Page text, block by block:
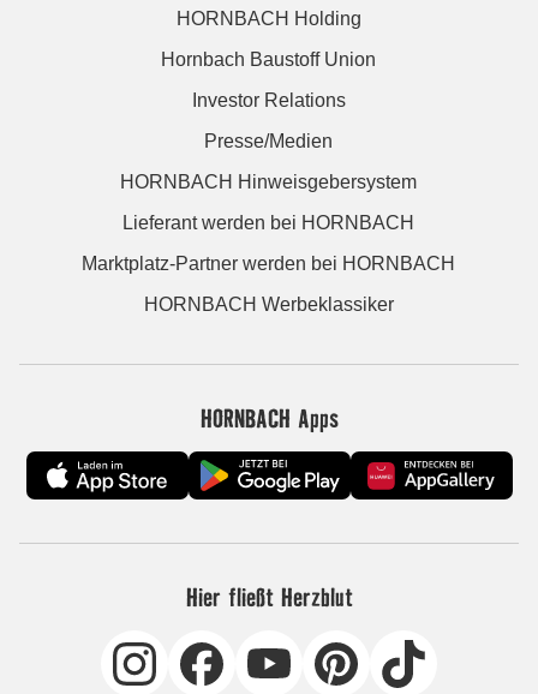
HORNBACH Holding
Hornbach Baustoff Union
Investor Relations
Presse/Medien
HORNBACH Hinweisgebersystem
Lieferant werden bei HORNBACH
Marktplatz-Partner werden bei HORNBACH
HORNBACH Werbeklassiker
HORNBACH Apps
Hier fließt Herzblut